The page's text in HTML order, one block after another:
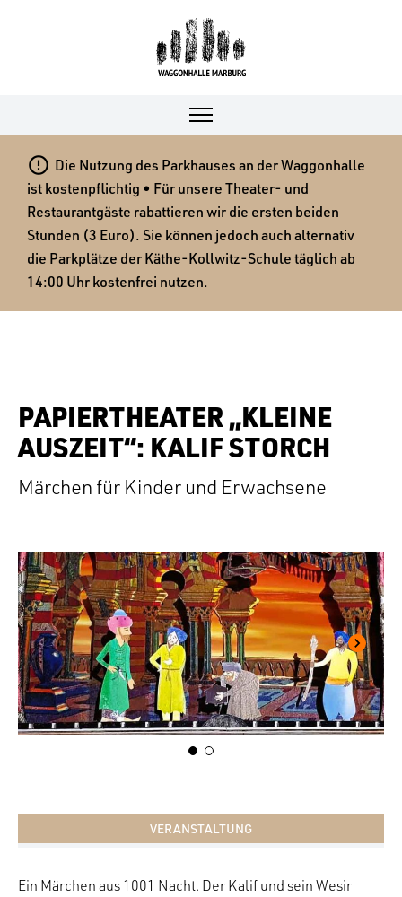
 Die Nutzung des Parkhauses an der Waggonhalle
ist kostenpflichtig • Für unsere Theater- und
Restaurantgäste rabattieren wir die ersten beiden
Stunden (3 Euro). Sie können jedoch auch alternativ
die Parkplätze der Käthe-Kollwitz-Schule täglich ab
14:00 Uhr kostenfrei nutzen.
PAPIERTHEATER „KLEINE
AUSZEIT“: KALIF STORCH
Märchen für Kinder und Erwachsene
VERANSTALTUNG
Ein Märchen aus 1001 Nacht. Der Kalif und sein Wesir